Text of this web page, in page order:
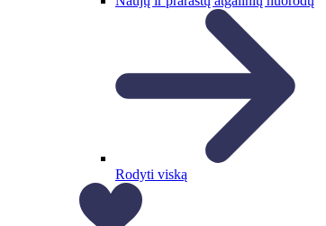
Rodyti viską